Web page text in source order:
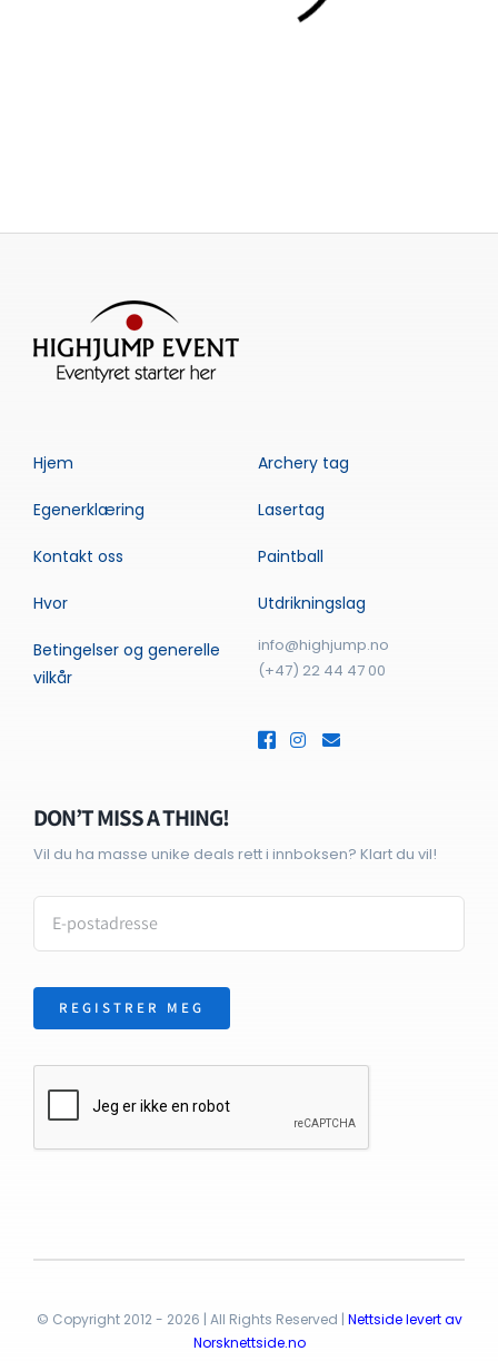
Hjem
Egenerklæring
Kontakt oss
Hvor
Betingelser og generelle
vilkår
Archery tag
Lasertag
Paintball
Utdrikningslag
info@highjump.no
(+47) 22 44 47 00
DON’T MISS A THING!
Vil du ha masse unike deals rett i innboksen? Klart du vil!
REGISTRER MEG
© Copyright 2012 - 2026 | All Rights Reserved | Nettside levert av
Norsknettside.no